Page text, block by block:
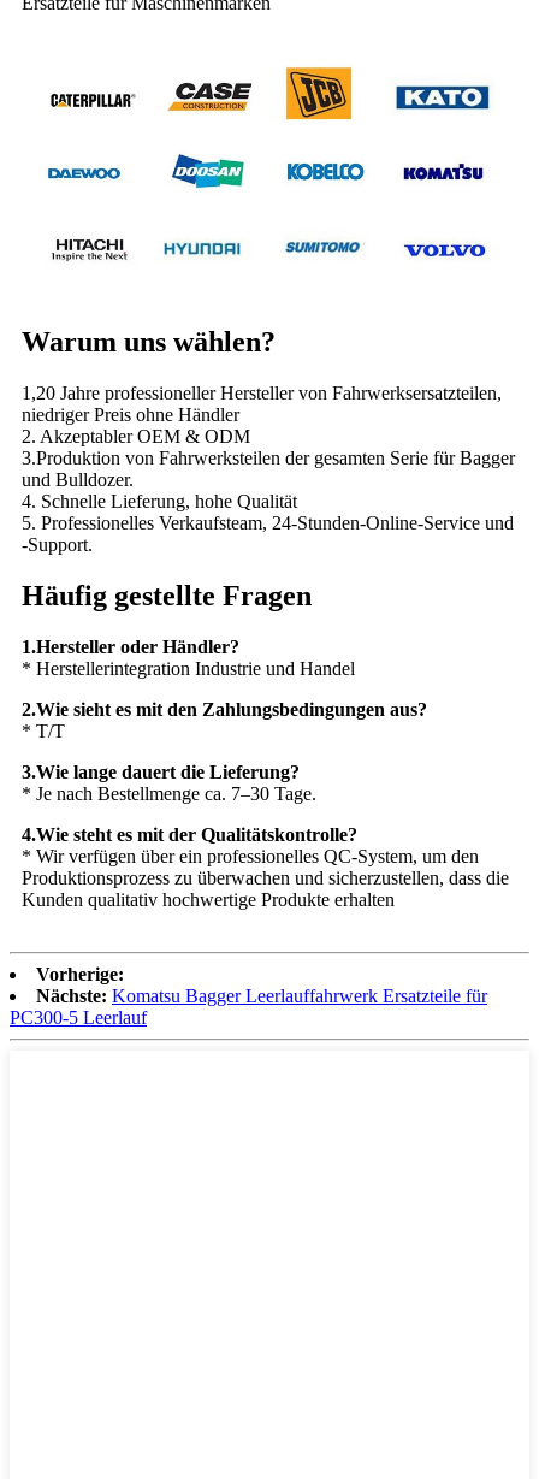
Warum uns wählen?
1,20 Jahre professioneller Hersteller von Fahrwerksersatzteilen,
niedriger Preis ohne Händler
2. Akzeptabler OEM & ODM
3.Produktion von Fahrwerksteilen der gesamten Serie für Bagger
und Bulldozer.
4. Schnelle Lieferung, hohe Qualität
5. Professionelles Verkaufsteam, 24-Stunden-Online-Service und
-Support.
Häufig gestellte Fragen
1.Hersteller oder Händler?
* Herstellerintegration Industrie und Handel
2.Wie sieht es mit den Zahlungsbedingungen aus?
* T/T
3.Wie lange dauert die Lieferung?
* Je nach Bestellmenge ca. 7–30 Tage.
4.Wie steht es mit der Qualitätskontrolle?
* Wir verfügen über ein professionelles QC-System, um den
Produktionsprozess zu überwachen und sicherzustellen, dass die
Kunden qualitativ hochwertige Produkte erhalten
Vorherige:
Nächste: Komatsu Bagger Leerlauffahrwerk Ersatzteile für
PC300-5 Leerlauf